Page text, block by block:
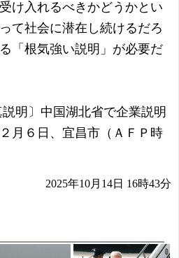
け入れるべきかどうかとい
て社会に潜在し続けるだろ
「根気強い説明」が必要だ
説明〕中国湖北省で企業説明
月６日、宜昌市（ＡＦＰ時
2025年10月14日 16時43分